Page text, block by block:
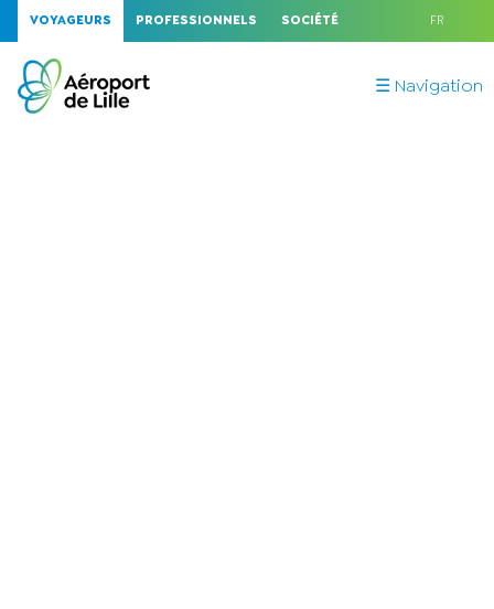
VOYAGEURS PROFESSIONNELS SOCIÉTÉ FR
☰ Navigation